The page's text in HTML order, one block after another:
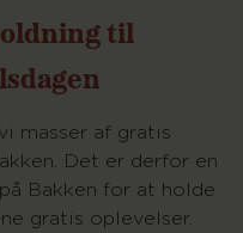
til
masser af gratis
Det er derfor en
Bakken for at holde
gratis oplevelser.